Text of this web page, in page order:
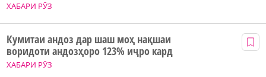
ХАБАРИ РӮЗ
ХАБАРИ РӮЗ
Кумитаи андоз дар шаш моҳ нақшаи
воридоти андозҳоро 123% иҷро кард